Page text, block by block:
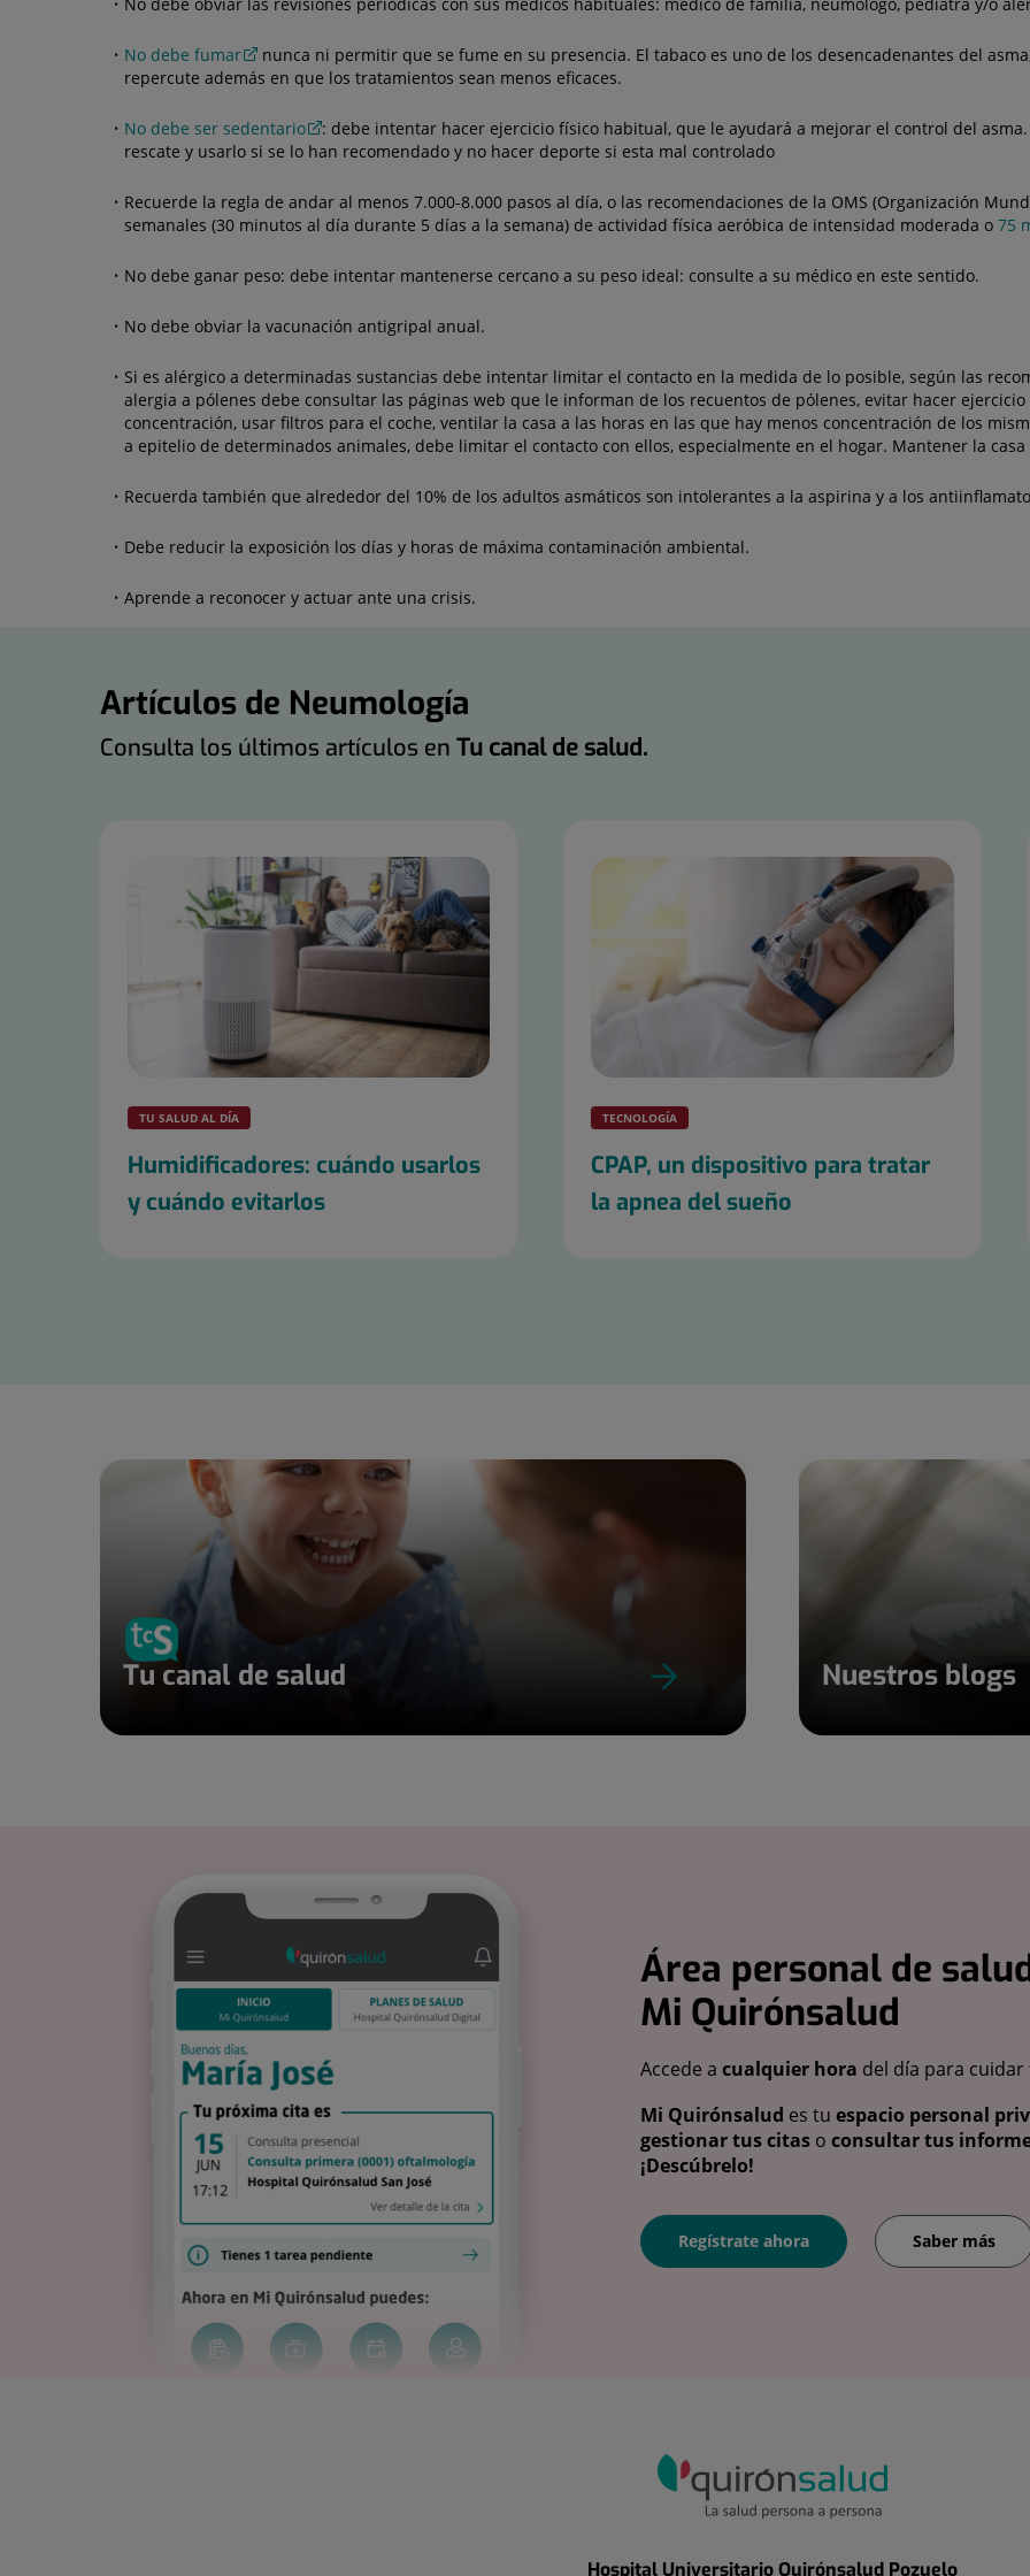
No debe fumar
nunca ni permitir que se fume en su presencia. El tabaco es uno de los desencadenantes del
repercute además en que los tratamientos sean menos eficaces.
No debe ser sedentario
: debe intentar hacer ejercicio físico habitual, que le ayudará a mejorar el control del
rescate y usarlo si se lo han recomendado y no hacer deporte si esta mal controlado
Recuerde la regla de andar al menos 7.000-8.000 pasos al día, o las recomendaciones de la OMS (Organización
semanales (30 minutos al día durante 5 días a la semana) de actividad física aeróbica de intensidad moderada o 75
No debe ganar peso: debe intentar mantenerse cercano a su peso ideal: consulte a su médico en este sentido.
No debe obviar la vacunación antigripal anual.
Si es alérgico a determinadas sustancias debe intentar limitar el contacto en la medida de lo posible, según las
alergia a pólenes debe consultar las páginas web que le informan de los recuentos de pólenes, evitar hacer
concentración, usar filtros para el coche, ventilar la casa a las horas en las que hay menos concentración de los
a epitelio de determinados animales, debe limitar el contacto con ellos, especialmente en el hogar. Mantener la
Recuerda también que alrededor del 10% de los adultos asmáticos son intolerantes a la aspirina y a los
Debe reducir la exposición los días y horas de máxima contaminación ambiental.
Aprende a reconocer y actuar ante una crisis.
Artículos de Neumología
Consulta los últimos artículos en Tu canal de salud.
TU SALUD AL DÍA
Humidificadores: cuándo usarlos
y cuándo evitarlos
TECNOLOGÍA
CPAP, un dispositivo para tratar
la apnea del sueño
Tu canal de salud Nuestros blogs
Área personal de
Mi Quirónsalud
Accede a cualquier hora del día para cuidar
Mi Quirónsalud es tu espacio personal
gestionar tus citas o consultar tus
¡Descúbrelo!
Regístrate ahora Saber más
Hospital Universitario Quirónsalud Pozuelo